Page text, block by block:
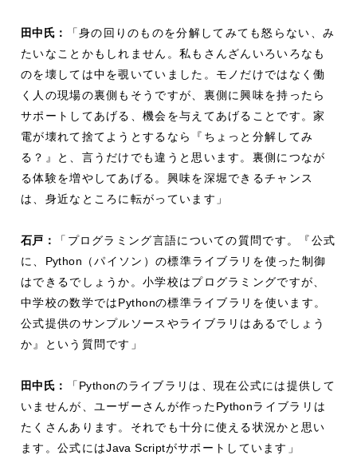
田中氏：
「身の回りのものを分解してみても怒らない、み
たいなことかもしれません。私もさんざんいろいろなも
のを壊しては中を覗いていました。モノだけではなく働
く人の現場の裏側もそうですが、裏側に興味を持ったら
サポートしてあげる、機会を与えてあげることです。家
電が壊れて捨てようとするなら『ちょっと分解してみ
る？』と、言うだけでも違うと思います。裏側につなが
る体験を増やしてあげる。興味を深堀できるチャンス
は、身近なところに転がっています」
石戸：
「プログラミング言語についての質問です。『公式
に、 Python （パイソン）の標準ライブラリを使った制御
はできるでしょうか。小学校はプログラミングですが、
中学校の数学ではPythonの標準ライブラリを使います。
公式提供のサンプルソースやライブラリはあるでしょう
か』という質問です」
田中氏： 「 Pythonのライブラリは、現在公式には提供して
いませんが、ユーザーさんが作ったPythonライブラリは
たくさんあります。それでも十分に使える状況かと思い
ます。公式にはJava Scriptがサポートしています」